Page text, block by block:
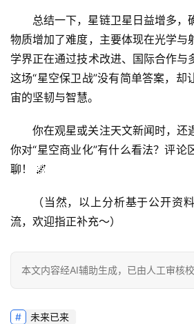
总结一下， 星链卫星日益增多，
物质增加了难度，主要体现在光学与
学界正在通过技术改进、国际合作与
这场“星空保卫战”没有简单答案，却
宙的坚韧与智慧。
你在观星或关注天文新闻时，还
你对“星空商业化”有什么看法？评论
聊！
🌌
（当然，以上分析基于公开资
流，欢迎指正补充～）
本文内容经AI辅助生成，已由人工审核校
未来已来